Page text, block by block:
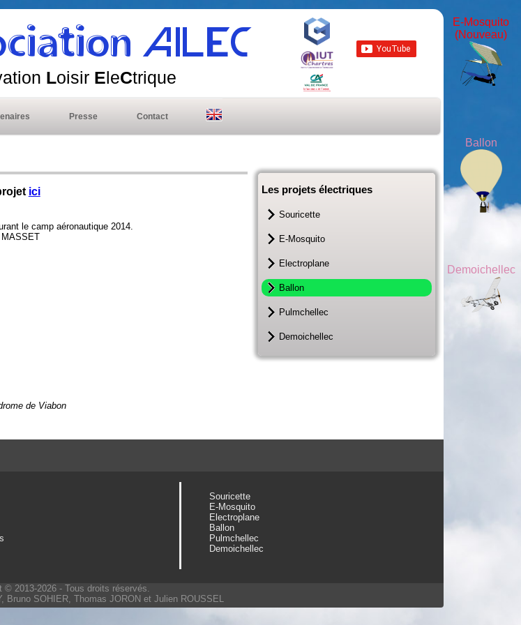
AILEC
Loisir EleCtrique
Presse Contact
ici
le camp aéronautique 2014.
de Viabon
Les projets électriques
Souricette
E-Mosquito
Electroplane
Ballon
Pulmchellec
Demoichellec
Souricette
E-Mosquito
Electroplane
Ballon
Pulmchellec
Demoichellec
© 2013-2026 - Tous droits réservés.
Bruno SOHIER, Thomas JORON et Julien ROUSSEL
E-Mosquito
(Nouveau)
Ballon
Demoichellec